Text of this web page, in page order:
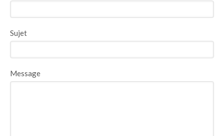
Sujet
Message